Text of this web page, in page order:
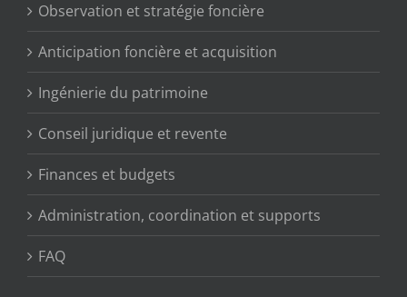
Observation et stratégie foncière
Anticipation foncière et acquisition
Ingénierie du patrimoine
Conseil juridique et revente
Finances et budgets
Administration, coordination et supports
FAQ